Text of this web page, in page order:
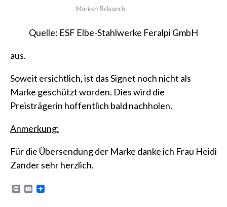
Marken Relaunch
Quelle: ESF Elbe-Stahlwerke Feralpi GmbH
aus.
Soweit ersichtlich, ist das Signet noch nicht als
Marke geschützt worden. Dies wird die
Preisträgerin hoffentlich bald nachholen.
Anmerkung:
Für die Übersendung der Marke danke ich Frau Heidi
Zander sehr herzlich.
P
E